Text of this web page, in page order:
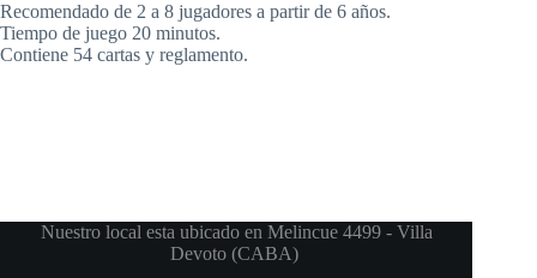
Recomendado de 2 a 8 jugadores a partir de 6 años.
Tiempo de juego 20 minutos.
Contiene 54 cartas y reglamento.
Nuestro local esta ubicado en Melincue 4499 - Villa
Devoto (CABA)